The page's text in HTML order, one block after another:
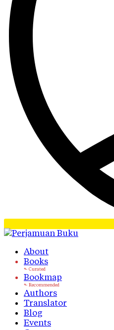
About
Books
Bookmap
Authors
Translator
Blog
Events